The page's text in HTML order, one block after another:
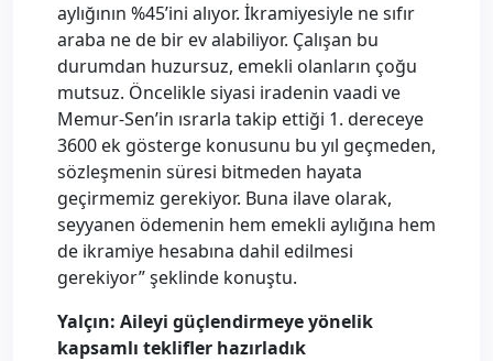
aylığının %45’ini alıyor. İkramiyesiyle ne sıfır
araba ne de bir ev alabiliyor. Çalışan bu
durumdan huzursuz, emekli olanların çoğu
mutsuz. Öncelikle siyasi iradenin vaadi ve
Memur-Sen’in ısrarla takip ettiği 1. dereceye
3600 ek gösterge konusunu bu yıl geçmeden,
sözleşmenin süresi bitmeden hayata
geçirmemiz gerekiyor. Buna ilave olarak,
seyyanen ödemenin hem emekli aylığına hem
de ikramiye hesabına dahil edilmesi
gerekiyor” şeklinde konuştu.
Yalçın: Aileyi güçlendirmeye yönelik
kapsamlı teklifler hazırladık